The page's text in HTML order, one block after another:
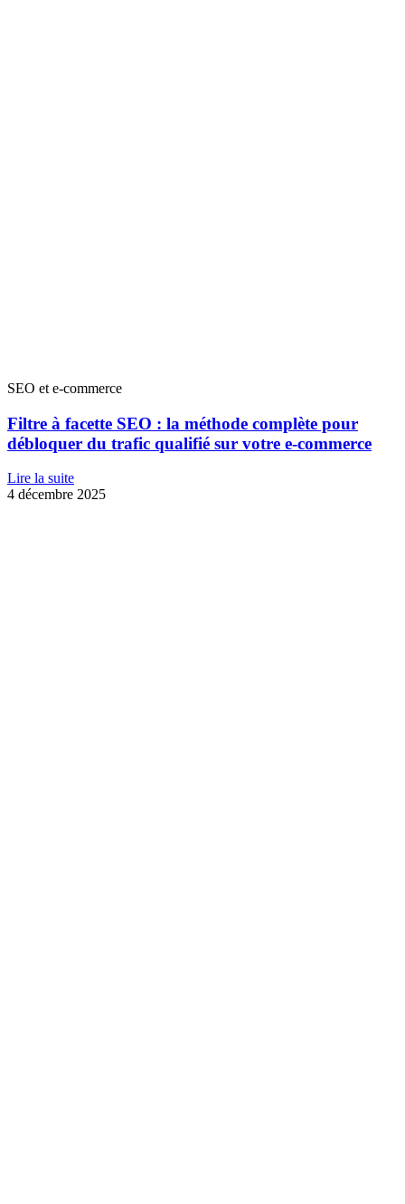
SEO et e-commerce
Filtre à facette SEO : la méthode complète pour
débloquer du trafic qualifié sur votre e-commerce
Lire la suite
4 décembre 2025